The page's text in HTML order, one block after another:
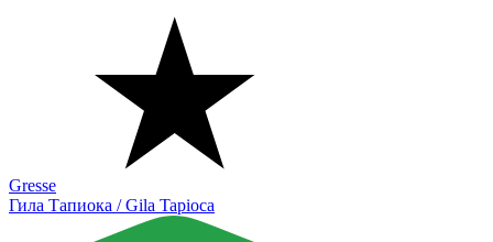
Gresse
Гила Тапиока / Gila Tapioca